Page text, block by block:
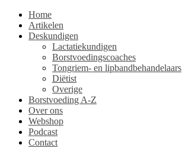
Home
Artikelen
Deskundigen
Lactatiekundigen
Borstvoedingscoaches
Tongriem- en lipbandbehandelaars
Diëtist
Overige
Borstvoeding A-Z
Over ons
Webshop
Podcast
Contact